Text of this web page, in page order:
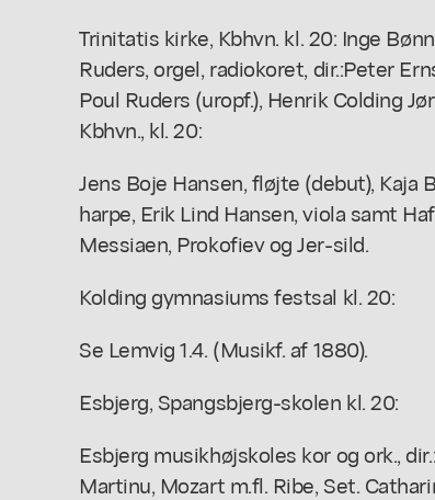
Trinitatis kirke, Kbhvn. kl. 20: Inge
Ruders, orgel, radiokoret, dir.:Peter
Poul Ruders (uropf.), Henrik Colding
Kbhvn., kl. 20:
Jens Boje Hansen, fløjte (debut), Kaja
harpe, Erik Lind Hansen, viola samt
Messiaen, Prokofiev og Jer-sild.
Kolding gymnasiums festsal kl. 20:
Se Lemvig 1.4. (Musikf. af 1880).
Esbjerg, Spangsbjerg-skolen kl. 20:
Esbjerg musikhøjskoles kor og ork.,
Martinu, Mozart m.fl. Ribe, Set.